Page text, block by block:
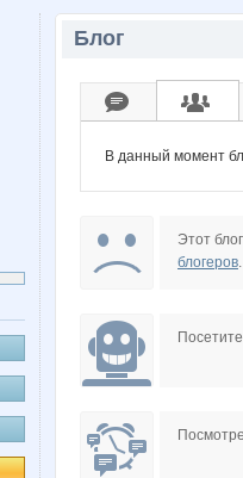
Блог
В данный момент
Этот
блогеров.